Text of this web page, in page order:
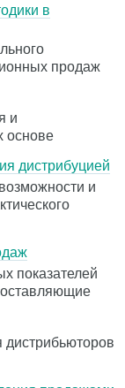
в
продаж
и
основе
дистрибуцией
и
показателей